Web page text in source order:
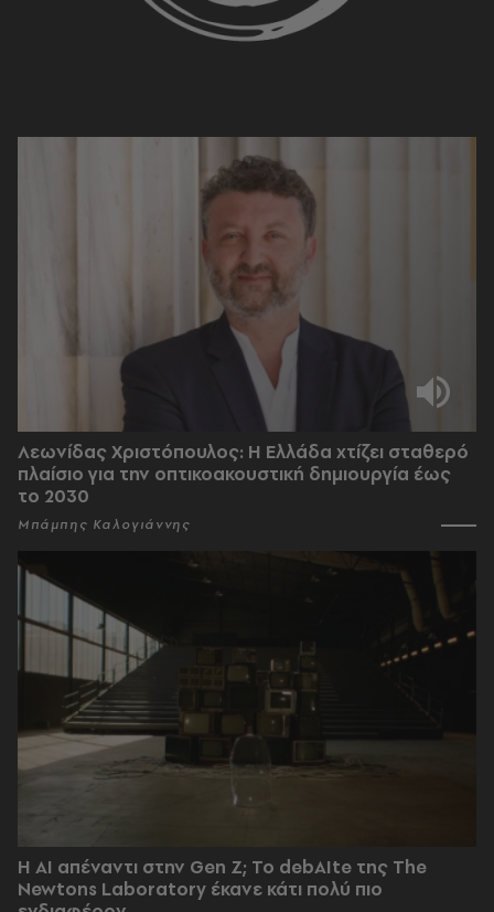
Λεωνίδας Χριστόπουλος: Η Ελλάδα χτίζει σταθερό
πλαίσιο για την οπτικοακουστική δημιουργία έως
το 2030
Μπάμπης Καλογιάννης
Η AI απέναντι στην Gen Z; Το debAIte της The
Newtons Laboratory έκανε κάτι πολύ πιο